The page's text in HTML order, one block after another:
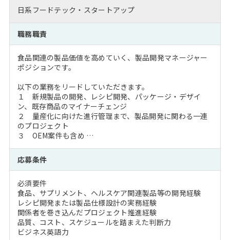
日系フードテック・スタートアップ
職務職責
食品関連の製品価値を高めていく、製品開発マネージャー
ポジションです。
以下の業務をリードしていただきます。
１ 新規製品の開発、レシピ開発、パッケージ・デザイ
ン、既存商品のマイナーチェンジ
２ 量産化に向けた進行管理まで、製品開発に関わる一連
のプロジェクト
３ OEM案件も含め …
応募条件
必須要件
食品、サプリメント、ヘルスケア関連製品等の開発経験
レシピ開発または製品仕様設計の実務経験
関係者を巻き込んだプロジェクト推進経験
品質、コスト、スケジュールを踏まえた判断力
ビジネス英語力